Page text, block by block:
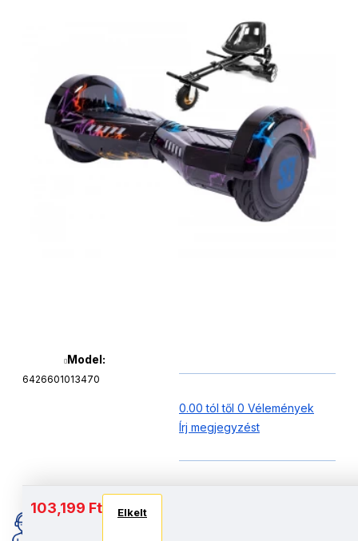
Model:
6426601013470
0.00 tól től 0 Vélemények
Írj megjegyzést
103,199 Ft Elkelt